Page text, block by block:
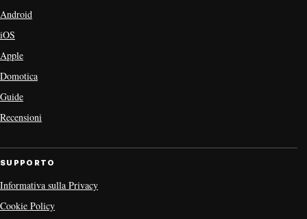
Android
iOS
Apple
Domotica
Guide
Recensioni
SUPPORTO
Informativa sulla Privacy
Cookie Policy